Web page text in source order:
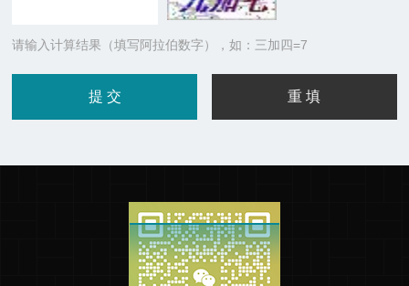
请输入计算结果（填写阿拉伯数字），如：三加四=7